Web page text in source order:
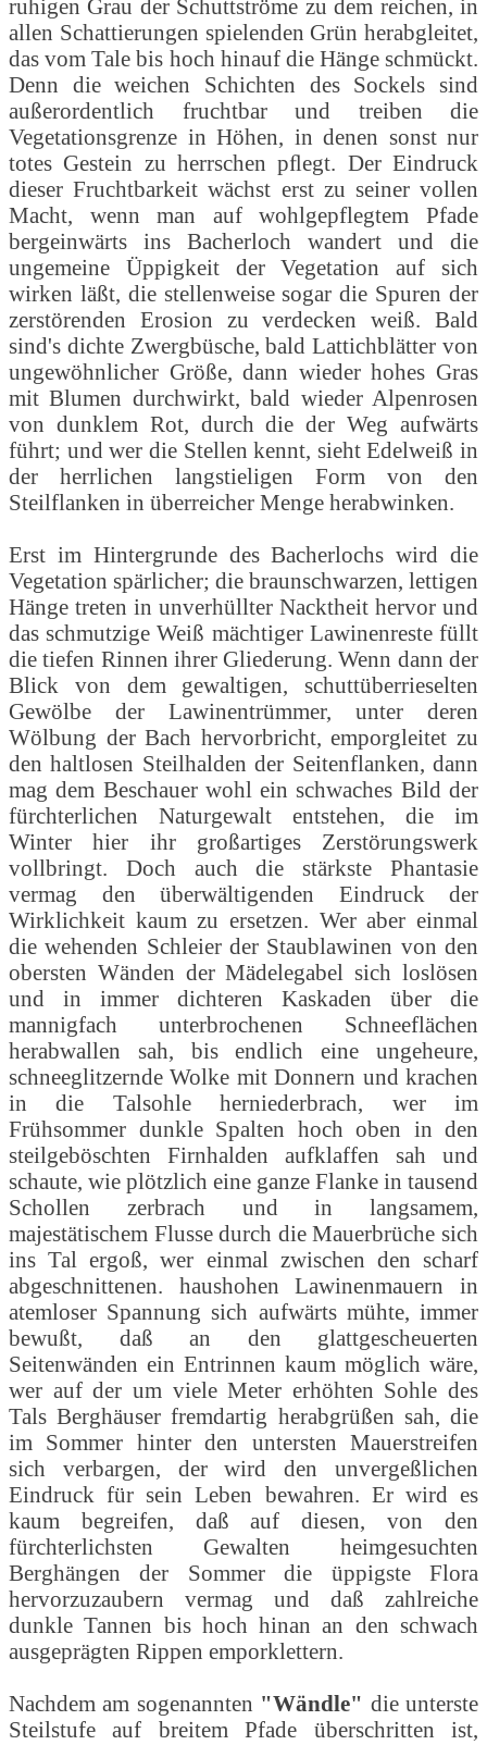
ruhigen Grau der Schuttströme zu dem reichen, in
allen Schattierungen spielenden Grün herabgleitet,
das vom Tale bis hoch hinauf die Hänge schmückt.
Denn die weichen Schichten des Sockels sind
außerordentlich fruchtbar und treiben die
Vegetationsgrenze in Höhen, in denen sonst nur
totes Gestein zu herrschen pﬂegt. Der Eindruck
dieser Fruchtbarkeit wächst erst zu seiner vollen
Macht, wenn man auf wohlgepflegtem Pfade
bergeinwärts ins Bacherloch wandert und die
ungemeine Üppigkeit der Vegetation auf sich
wirken läßt, die stellenweise sogar die Spuren der
zerstörenden Erosion zu verdecken weiß. Bald
sind's dichte Zwergbüsche, bald Lattichblätter von
ungewöhnlicher Größe, dann wieder hohes Gras
mit Blumen durchwirkt, bald wieder Alpenrosen
von dunklem Rot, durch die der Weg aufwärts
führt; und wer die Stellen kennt, sieht Edelweiß in
der herrlichen langstieligen Form von den
Steilflanken in überreicher Menge herabwinken.
Erst im Hintergrunde des Bacherlochs wird die
Vegetation spärlicher; die braunschwarzen, lettigen
Hänge treten in unverhüllter Nacktheit hervor und
das schmutzige Weiß mächtiger Lawinenreste füllt
die tiefen Rinnen ihrer Gliederung. Wenn dann der
Blick von dem gewaltigen, schuttüberrieselten
Gewölbe der Lawinentrümmer, unter deren
Wölbung der Bach hervorbricht, emporgleitet zu
den haltlosen Steilhalden der Seitenflanken, dann
mag dem Beschauer wohl ein schwaches Bild der
fürchterlichen Naturgewalt entstehen, die im
Winter hier ihr großartiges Zerstörungswerk
vollbringt. Doch auch die stärkste Phantasie
vermag den überwältigenden Eindruck der
Wirklichkeit kaum zu ersetzen. Wer aber einmal
die wehenden Schleier der Staublawinen von den
obersten Wänden der Mädelegabel sich loslösen
und in immer dichteren Kaskaden über die
mannigfach unterbrochenen Schneeflächen
herabwallen sah, bis endlich eine ungeheure,
schneeglitzernde Wolke mit Donnern und krachen
in die Talsohle herniederbrach, wer im
Frühsommer dunkle Spalten hoch oben in den
steilgeböschten Firnhalden aufklaffen sah und
schaute, wie plötzlich eine ganze Flanke in tausend
Schollen zerbrach und in langsamem,
majestätischem Flusse durch die Mauerbrüche sich
ins Tal ergoß, wer einmal zwischen den scharf
abgeschnittenen. haushohen Lawinenmauern in
atemloser Spannung sich aufwärts mühte, immer
bewußt, daß an den glattgescheuerten
Seitenwänden ein Entrinnen kaum möglich wäre,
wer auf der um viele Meter erhöhten Sohle des
Tals Berghäuser fremdartig herabgrüßen sah, die
im Sommer hinter den untersten Mauerstreifen
sich verbargen, der wird den unvergeßlichen
Eindruck für sein Leben bewahren. Er wird es
kaum begreifen, daß auf diesen, von den
fürchterlichsten Gewalten heimgesuchten
Berghängen der Sommer die üppigste Flora
hervorzuzaubern vermag und daß zahlreiche
dunkle Tannen bis hoch hinan an den schwach
ausgeprägten Rippen emporklettern.
Nachdem am sogenannten "Wändle" die unterste
Steilstufe auf breitem Pfade überschritten ist,